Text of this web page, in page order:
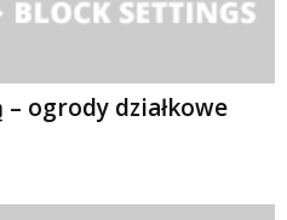
ogrody działkowe